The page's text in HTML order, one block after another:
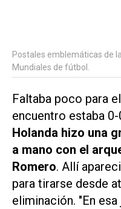
Postales emblemáticas de
Mundiales de fútbol.
Faltaba poco para
encuentro estaba 0-
Holanda hizo una
a mano con el
Romero. Allí
para tirarse desde
eliminación. "En